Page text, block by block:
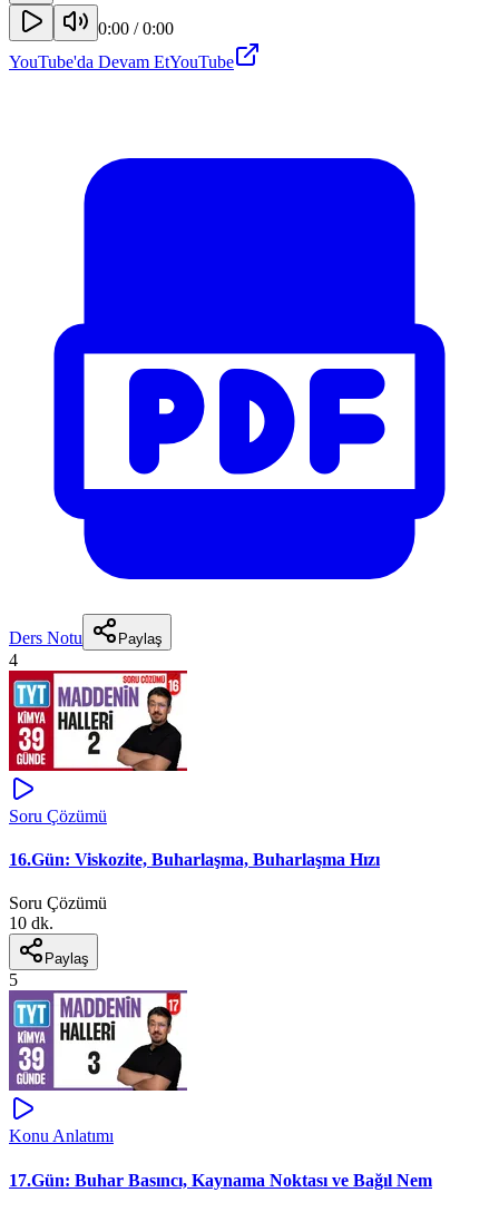
0:00 /0:00
YouTube'da Devam EtYouTube
Ders Notu Paylaş
4
Soru Çözümü
16.Gün: Viskozite, Buharlaşma, Buharlaşma Hızı
Soru Çözümü
10 dk.
Paylaş
5
Konu Anlatımı
17.Gün: Buhar Basıncı, Kaynama Noktası ve Bağıl Nem